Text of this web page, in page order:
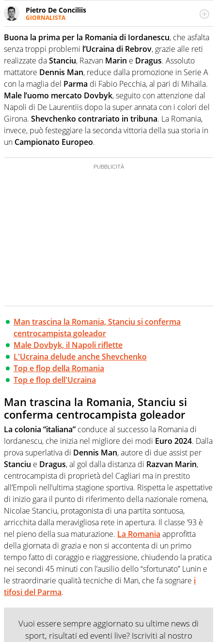
Pietro De Conciliis
GIORNALISTA
Giornalista pubblicista e speaker radiofonico, per Virgilio
Sport si occupa di calcio con uno sguardo attento e
competente sui campionati di Serie B e Serie C
Buona la prima per la Romania di Iordanescu, che asfalta
senza troppi problemi l’Ucraina di Rebrov, grazie alle reti
realizzate daStanciu, Razvan Marin e Dragus. Assoluto
mattatore Dennis Man, reduce dalla promozione in Serie A
con la maglia del Parma di Fabio Pecchia, al pari di Mihaila.
Male l’uomo mercato Dovbyk, seguito con attenzione dal
Napoli di De Laurentiis dopo la super annata con i colori del
Girona. Shevchenko contrariato in tribuna. La Romania,
invece, può festeggiare la seconda vittoria della sua storia in
un Campionato Europeo.
Man trascina la Romania, Stanciu si conferma
centrocampista goleador
Male Dovbyk, il Napoli riflette
L'Ucraina delude anche Shevchenko
Top e flop della Romania
Top e flop dell'Ucraina
Man trascina la Romania, Stanciu si
conferma centrocampista goleador
La colonia “italiana” conduce al successo la Romania di
Iordanescu, che inizia nel migliore dei modi Euro 2024. Dalla
prova superlativa di Dennis Man, autore di due assist per
Stanciu e Dragus, al gol dalla distanza di Razvan Marin,
centrocampista di proprietà del Cagliari ma in prestito
all’Empoli nell’ultima stagione sportiva. Rispetta le aspettative
di inizio gara il punto di riferimento della nazionale romena,
Nicolae Stanciu, protagonista di una partita sontuosa,
arricchita dalla meravigliosa rete in apertura. Il classe ’93 è
nel pieno della sua maturazione. La Romania approfitta
della giornata di grazia e non si accontenta di un primo
tempo fatto di coraggio e riaggressione, chiudendo la pratica
nei secondi 45 minuti con l’ausilio dello “sfortunato” Lunin e
le straordinarie qualità tecniche di Man, che fa sognare i
tifosi del Parma.
Vuoi essere sempre aggiornato su ultime news di
sport, risultati ed eventi live? Iscriviti al nostro